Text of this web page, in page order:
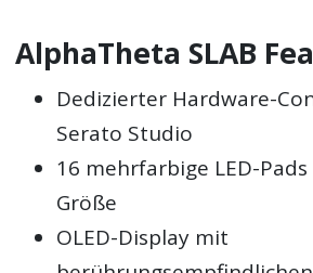
AlphaTheta SLAB
Dedizierter Hardware-
Serato Studio
16 mehrfarbige LED-
Größe
OLED-Display mit